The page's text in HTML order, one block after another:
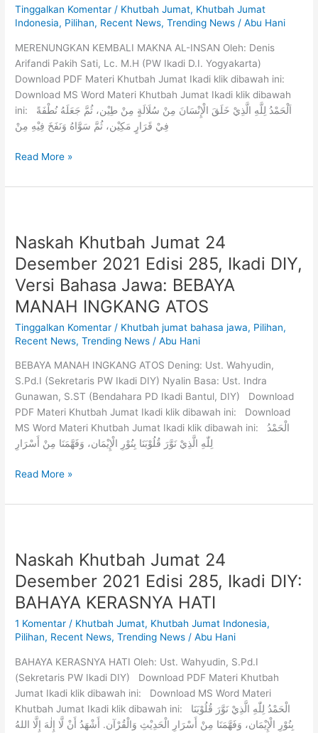
Tinggalkan Komentar / Khutbah Jumat, Khutbah Jumat
Indonesia, Pilihan, Recent News,Trending News /Abu Hani
MERENUNGKAN KEMBALI MAKNA AL-INSAN Oleh: Denis
Arifandi Pakih Sati, Lc. M.H (PW Ikadi D.I. Yogyakarta)
Download PDF Materi Khutbah Jumat Ikadi klik dibawah ini:
Download MS Word Materi Khutbah Jumat Ikadi klik dibawah
ini: اَلْحَمْدُ لِلَّهِ الَّذِيْ خَلَقَ الْإِنْسَانَ مِنْ سُلَالَةٍ مِنْ طِيْن، ثُمَّ جَعَلَهُ نُطْفَةً
فِيْ قَرَارٍ مَكِيْن، ثُمَّ سَوَّاهُ وَنَفَخَ فِيْهِ مِنْ
Read More »
Naskah Khutbah Jumat 24
Desember 2021 Edisi 285, Ikadi DIY,
Versi Bahasa Jawa: BEBAYA
MANAH INGKANG ATOS
Tinggalkan Komentar / Khutbah jumat bahasa jawa, Pilihan,
Recent News,Trending News /Abu Hani
BEBAYA MANAH INGKANG ATOS Dening: Ust. Wahyudin,
S.Pd.I (Sekretaris PW Ikadi DIY) Nyalin Basa: Ust. Indra
Gunawan, S.ST (Bendahara PD Ikadi Bantul, DIY) Download
PDF Materi Khutbah Jumat Ikadi klik dibawah ini: Download
MS Word Materi Khutbah Jumat Ikadi klik dibawah ini: الْحَمْدُ
لِلّٰهِ الَّذِيْ نَوَّرَ قُلُوْبَنَا بِنُوْرِ الْإِيْمَان، وَفَهَّمَنَا مِنْ أَسْرَارِ
Read More »
Naskah Khutbah Jumat 24
Desember 2021 Edisi 285, Ikadi DIY:
BAHAYA KERASNYA HATI
1 Komentar / Khutbah Jumat, Khutbah Jumat Indonesia,
Pilihan, Recent News,Trending News /Abu Hani
BAHAYA KERASNYA HATI Oleh: Ust. Wahyudin, S.Pd.I
(Sekretaris PW Ikadi DIY) Download PDF Materi Khutbah
Jumat Ikadi klik dibawah ini: Download MS Word Materi
Khutbah Jumat Ikadi klik dibawah ini: الْحَمْدُ لِلّٰهِ الَّذِيْ نَوَّرَ قُلُوْبَنَا
بِنُوْرِ الْإِيْمَان، وَفَهَّمَنَا مِنْ أَسْرَارِ الْحَدِيْثِ وَالْقُرْآن. أَشْهَدُ أَنْ لَّا إِلٰهَ إِلَّا اللهُ